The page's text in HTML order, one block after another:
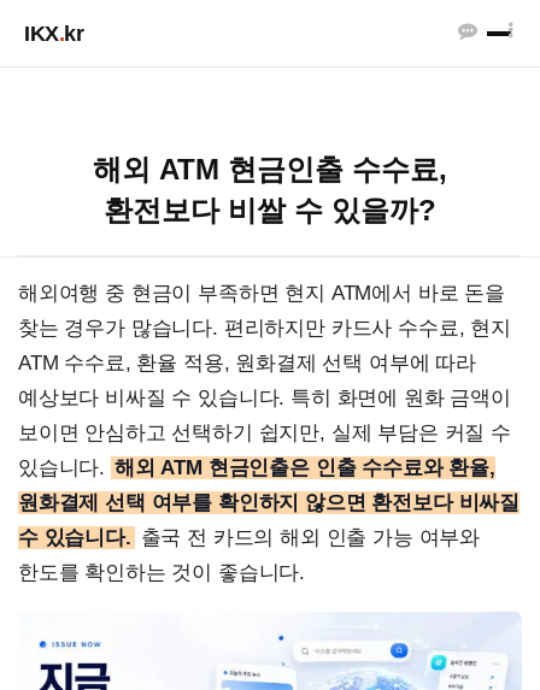
IKX.kr
해외 ATM 현금인출 수수료,
환전보다 비쌀 수 있을까?
해외여행 중 현금이 부족하면 현지 ATM에서 바로 돈을
찾는 경우가 많습니다. 편리하지만 카드사 수수료, 현지
ATM 수수료, 환율 적용, 원화결제 선택 여부에 따라
예상보다 비싸질 수 있습니다. 특히 화면에 원화 금액이
보이면 안심하고 선택하기 쉽지만, 실제 부담은 커질 수
있습니다. 해외 ATM 현금인출은 인출 수수료와 환율,
원화결제 선택 여부를 확인하지 않으면 환전보다 비싸질
수 있습니다. 출국 전 카드의 해외 인출 가능 여부와
한도를 확인하는 것이 좋습니다.